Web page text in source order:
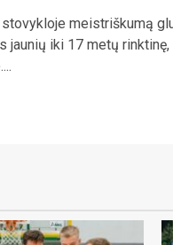
meistriškumą
jaunių iki 17 metų